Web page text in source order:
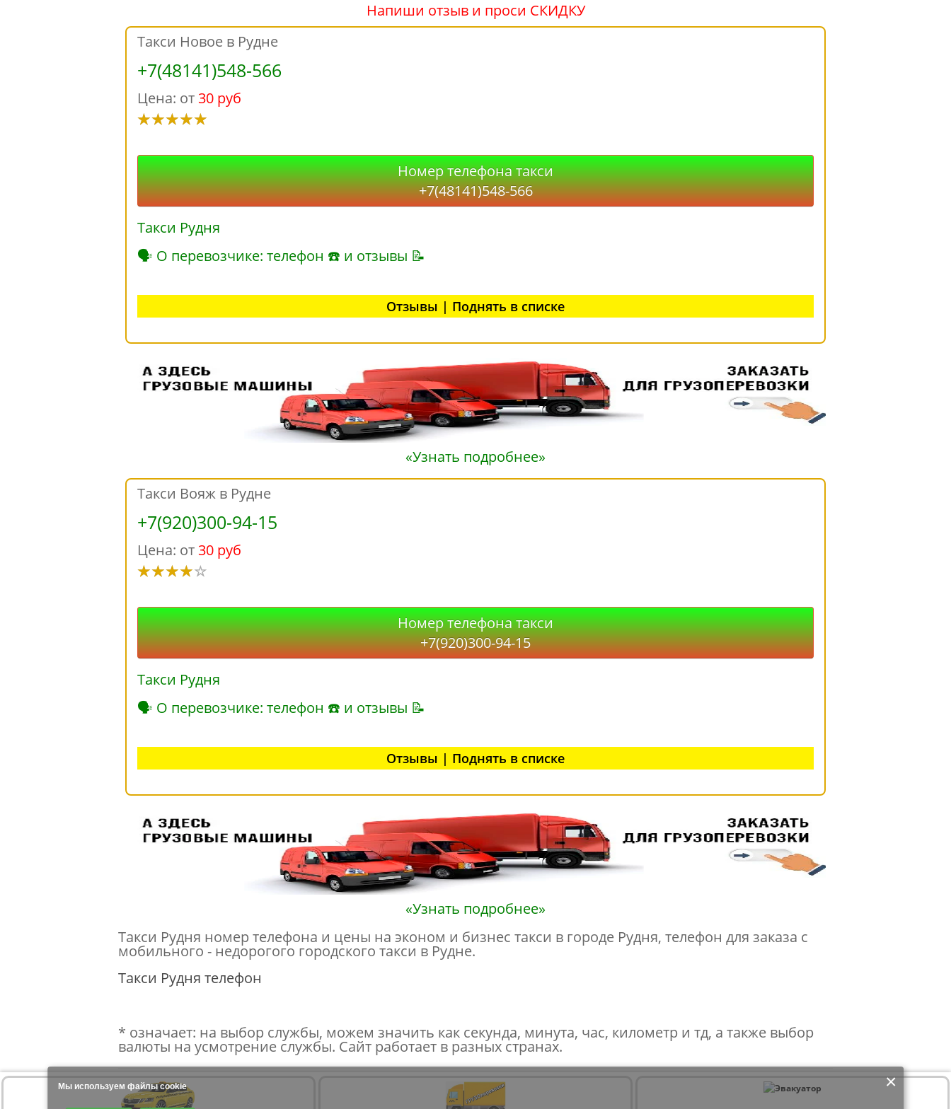
×
Мы используем файлы cookie
Продолжая использовать наш сайт, Вы даете согласие на обработку файлов - COOKIES, пользовательских данных (файлы-cookies, IP-адрес, данные об идентификаторе браузера, дата и время осуществления доступа к сайту, история
Напиши отзыв и проси СКИДКУ
Такси Новое в Рудне
+7(48141)548-566
Цена: от 30 руб
Номер телефона такси
+7(48141)548-566
Такси Рудня
🗣 О перевозчике: телефон ☎ и отзывы 📝
Отзывы | Поднять в списке
«Узнать подробнее»
Такси Вояж в Рудне
+7(920)300-94-15
Цена: от 30 руб
Номер телефона такси
+7(920)300-94-15
Такси Рудня
🗣 О перевозчике: телефон ☎ и отзывы 📝
Отзывы | Поднять в списке
«Узнать подробнее»
Такси Рудня номер телефона и цены на эконом и бизнес такси в городе Рудня, телефон для заказа с
мобильного - недорогого городского такси в Рудне.
Такси Рудня телефон
* означает: на выбор службы, можем значить как секунда, минута, час, километр и тд, а также выбор
валюты на усмотрение службы. Сайт работает в разных странах.